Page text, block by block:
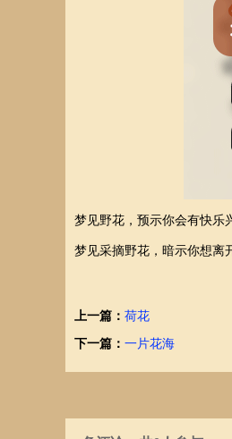
梦见野花，预示你会有快乐
梦见采摘野花，暗示你想离
上一篇： 荷花
下一篇： 一片花海